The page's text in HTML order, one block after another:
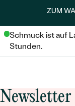
ZUM
Schmuck ist auf
Stunden.
Newsletter